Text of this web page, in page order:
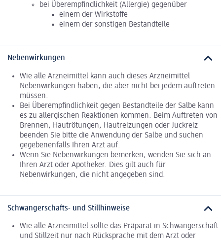
bei Überempfindlichkeit (Allergie) gegenüber
einem der Wirkstoffe
einem der sonstigen Bestandteile
Nebenwirkungen
Wie alle Arzneimittel kann auch dieses Arzneimittel
Nebenwirkungen haben, die aber nicht bei jedem auftreten
müssen.
Bei Überempfindlichkeit gegen Bestandteile der Salbe kann
es zu allergischen Reaktionen kommen. Beim Auftreten von
Brennen, Hautrötungen, Hautreizungen oder Juckreiz
beenden Sie bitte die Anwendung der Salbe und suchen
gegebenenfalls Ihren Arzt auf.
Wenn Sie Nebenwirkungen bemerken, wenden Sie sich an
Ihren Arzt oder Apotheker. Dies gilt auch für
Nebenwirkungen, die nicht angegeben sind.
Schwangerschafts- und Stillhinweise
Wie alle Arzneimittel sollte das Präparat in Schwangerschaft
und Stillzeit nur nach Rücksprache mit dem Arzt oder